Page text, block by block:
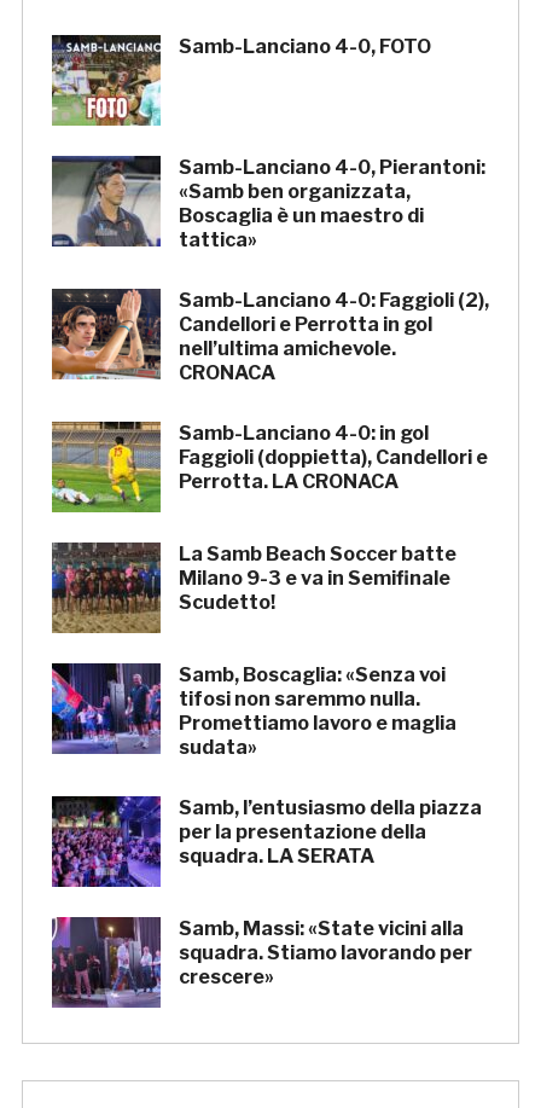
Samb-Lanciano 4-0, FOTO
Samb-Lanciano 4-0, Pierantoni:
«Samb ben organizzata,
Boscaglia è un maestro di
tattica»
Samb-Lanciano 4-0: Faggioli (2),
Candellori e Perrotta in gol
nell’ultima amichevole.
CRONACA
Samb-Lanciano 4-0: in gol
Faggioli (doppietta), Candellori e
Perrotta. LA CRONACA
La Samb Beach Soccer batte
Milano 9-3 e va in Semifinale
Scudetto!
Samb, Boscaglia: «Senza voi
tifosi non saremmo nulla.
Promettiamo lavoro e maglia
sudata»
Samb, l’entusiasmo della piazza
per la presentazione della
squadra. LA SERATA
Samb, Massi: «State vicini alla
squadra. Stiamo lavorando per
crescere»